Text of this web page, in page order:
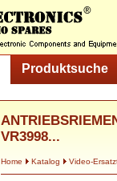
Produktsuche
VR3998...
Home Katalog Video-